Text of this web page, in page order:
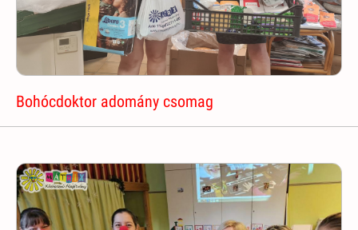
Bohócdoktor adomány csomag